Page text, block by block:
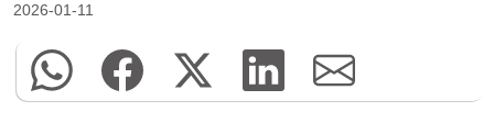
2026-01-11